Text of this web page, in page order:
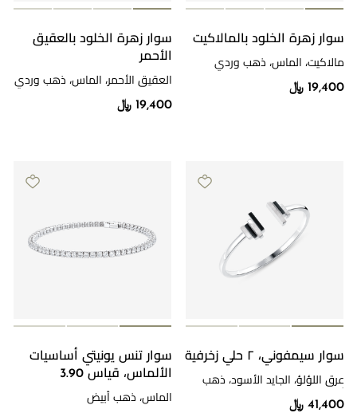
سوار زهرة الخلود بالمالاكيت
مالاكيت، الماس، ذهب وردي
19,400 ﷼
سوار زهرة الخلود بالعقيق
الأحمر
العقيق الأحمر، الماس، ذهب وردي
19,400 ﷼
سوار سيمفوني، ٢ حلي زخرفية
عرق اللؤلؤ، الجايد الأسود، ذهب
41,400 ﷼
سوار تنس يونيتي أساسيات
الألماس، قياس 3.90
الماس، ذهب أبيض